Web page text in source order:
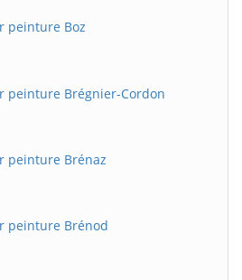
peinture Boz
peinture Brégnier-Cordon
peinture Brénaz
peinture Brénod